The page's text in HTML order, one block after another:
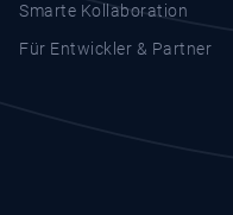
Smarte Kollaboration
Für Entwickler & Partner